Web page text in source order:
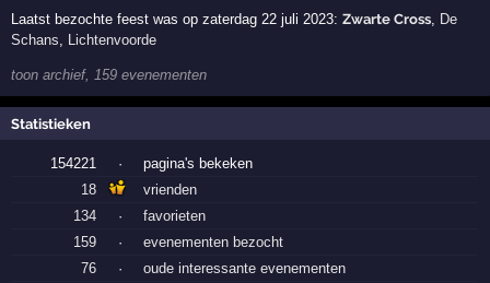
Laatst bezochte feest was op zaterdag 22 juli 2023:Zwarte Cross, De
Schans, Lichtenvoorde
toon archief, 159 evenementen
Statistieken
154221 ·
pagina's bekeken
18
vrienden
134
·
favorieten
159
·
evenementen bezocht
76
·
oude interessante evenementen